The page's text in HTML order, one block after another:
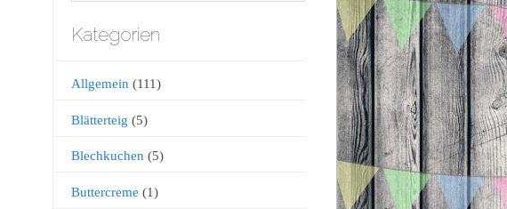
Kategorien
Allgemein (111)
Blätterteig (5)
Blechkuchen (5)
Buttercreme (1)